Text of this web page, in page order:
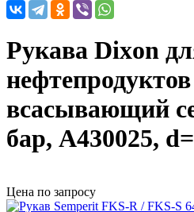
Рукава Dixon
всасывающий
бар, A430025,
Цена по запросу